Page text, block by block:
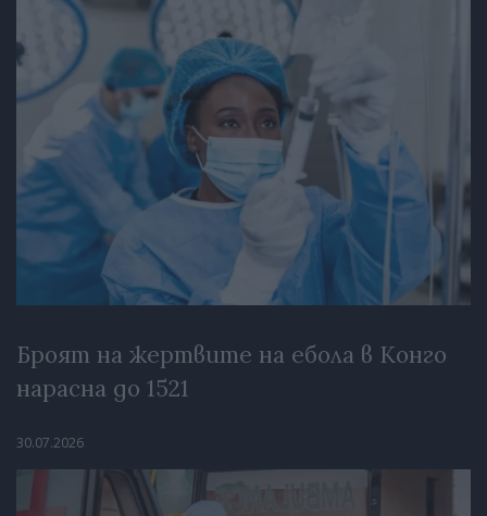
Броят на жертвите на ебола в Конго
нарасна до 1521
30.07.2026